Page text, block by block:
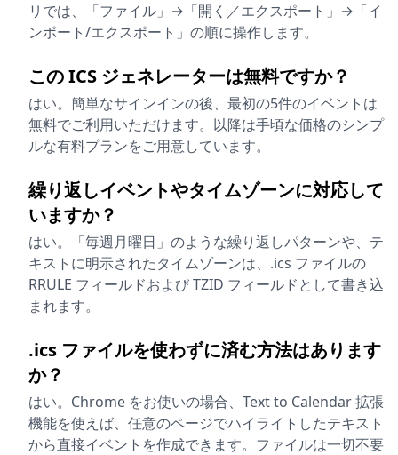
リでは、「ファイル」→「開く／エクスポート」→「イ
ンポート/エクスポート」の順に操作します。
この ICS ジェネレーターは無料ですか？
はい。簡単なサインインの後、最初の5件のイベントは
無料でご利用いただけます。以降は手頃な価格のシンプ
ルな有料プランをご用意しています。
繰り返しイベントやタイムゾーンに対応して
いますか？
はい。「毎週月曜日」のような繰り返しパターンや、テ
キストに明示されたタイムゾーンは、.ics ファイルの
RRULE フィールドおよび TZID フィールドとして書き込
まれます。
.ics ファイルを使わずに済む方法はあります
か？
はい。Chrome をお使いの場合、Text to Calendar 拡張
機能を使えば、任意のページでハイライトしたテキスト
から直接イベントを作成できます。ファイルは一切不要